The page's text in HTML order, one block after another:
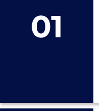
01